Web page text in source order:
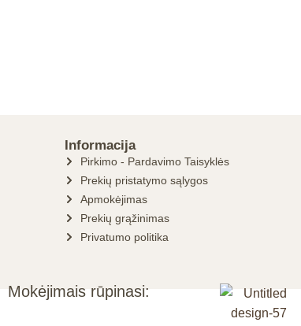
Informacija
Pirkimo - Pardavimo Taisyklės
Prekių pristatymo sąlygos
Apmokėjimas
Prekių grąžinimas
Privatumo politika
Mokėjimais rūpinasi: